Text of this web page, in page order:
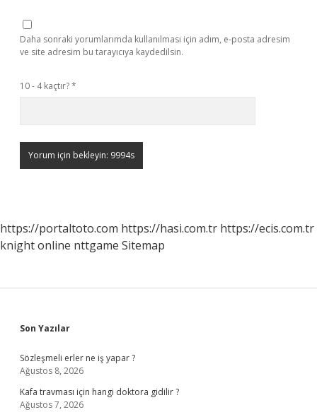
Daha sonraki yorumlarımda kullanılması için adım, e-posta adresim
ve site adresim bu tarayıcıya kaydedilsin.
10 - 4 kaçtır?*
https://portaltoto.com https://hasi.com.tr https://ecis.com.tr
knight online nttgame Sitemap
Sidebar
Son Yazılar
Sözleşmeli erler ne iş yapar ?
Ağustos 8, 2026
Kafa travması için hangi doktora gidilir ?
Ağustos 7, 2026